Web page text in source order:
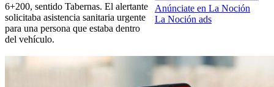
Anúnciate en La Noción
La Noción ads
6+200, sentido Tabernas. El alertante
solicitaba asistencia sanitaria urgente
para una persona que estaba dentro
del vehículo.